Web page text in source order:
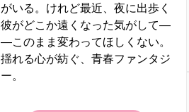
がいる。けれど最近、夜に出歩く
彼がどこか遠くなった気がして―
―このまま変わってほしくない。
揺れる心が紡ぐ、青春ファンタジ
ー。